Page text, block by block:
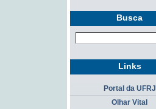
Busca
Links
Portal da UFRJ
Olhar Vital